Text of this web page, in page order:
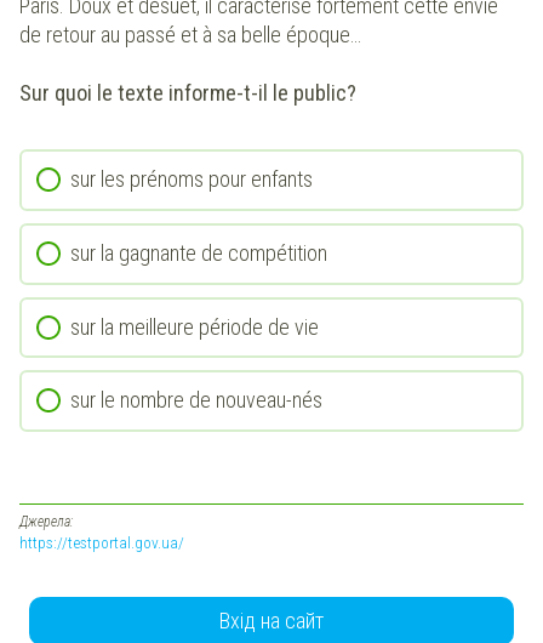
Paris. Doux et désuet, il caractérise fortement cette envie
de retour au passé et à sa belle époque…
Sur quoi le texte informe-t-il le public?
sur les prénoms pour enfants
sur la gagnante de compétition
sur la meilleure période de vie
sur le nombre de nouveau-nés
Джерела:
https://testportal.gov.ua/
Вхід на сайт